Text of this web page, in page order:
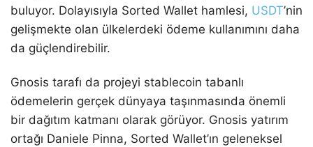
buluyor. Dolayısıyla Sorted Wallet hamlesi, USDT’nin
gelişmekte olan ülkelerdeki ödeme kullanımını daha
da güçlendirebilir.
Gnosis tarafı da projeyi stablecoin tabanlı
ödemelerin gerçek dünyaya taşınmasında önemli
bir dağıtım katmanı olarak görüyor. Gnosis yatırım
ortağı Daniele Pinna, Sorted Wallet’ın geleneksel